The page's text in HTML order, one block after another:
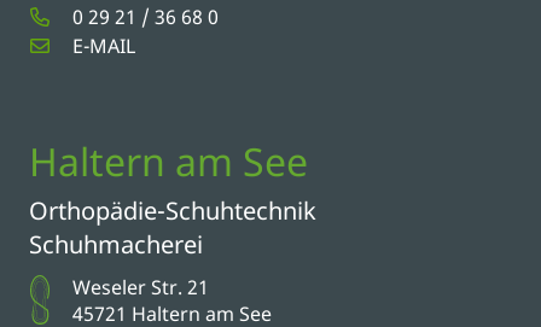
0 29 21 / 36 68 0
E-MAIL
Haltern am See
Orthopädie-Schuhtechnik
Schuhmacherei
Weseler Str. 21
45721 Haltern am See